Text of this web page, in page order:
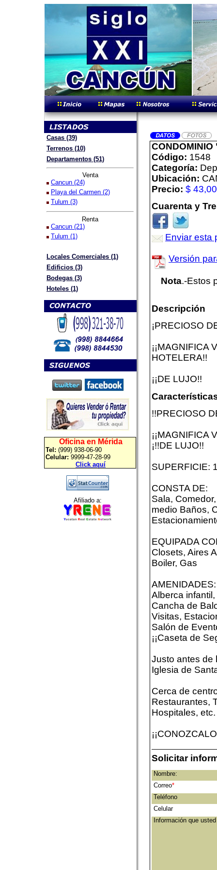
Casas (39)
Terrenos (10)
Departamentos (51)
Venta
Cancun (24)
Playa del Carmen (2)
Tulum (3)
Renta
Cancun (21)
Tulum (1)
Locales Comerciales (1)
Edificios (3)
Bodegas (3)
Hoteles (1)
Oficina en Mérida
Tel: (999) 938-06-90
Celular: 9999-47-28-99
Click aquí
Afiliado a:
Código: 1548
Categoría:
Ubicación:
Precio: $
Cuarenta y
Enviar esta
Versión
Nota.-Estos
Descripción
¡PRECIOSO
¡¡MAGNIFICA
HOTELERA!!
¡¡DE LUJO!!
!!PRECIOSO
¡¡MAGNIFICA
¡!!DE LUJO!!
SUPERFICIE:
CONSTA DE:
Sala,
medio Baños,
EQUIPADA
Closets, Aires
Boiler, Gas
AMENIDADES:
Alberca
Cancha de
Visitas,
Salón de
¡¡Caseta de
Justo antes de
Iglesia de
Cerca de
Restaurantes,
Hospitales, etc.
Solicitar
Nombre:
Correo*
Teléfono
Celular
Información que